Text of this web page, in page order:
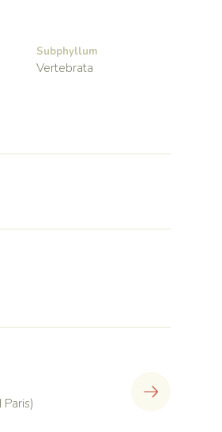
Subphyllum
Vertebrata